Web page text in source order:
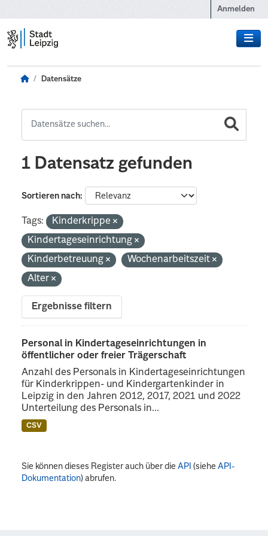
Anmelden
Datensätze
1 Datensatz gefunden
Sortieren nach
Tags:
Kinderkrippe
Kindertageseinrichtung
Kinderbetreuung
Wochenarbeitszeit
Alter
Ergebnisse filtern
Personal in Kindertageseinrichtungen in
öffentlicher oder freier Trägerschaft
Anzahl des Personals in Kindertageseinrichtungen
für Kinderkrippen- und Kindergartenkinder in
Leipzig in den Jahren 2012, 2017, 2021 und 2022
Unterteilung des Personals in...
CSV
Sie können dieses Register auch über dieAPI (sieheAPI-
Dokumentation) abrufen.